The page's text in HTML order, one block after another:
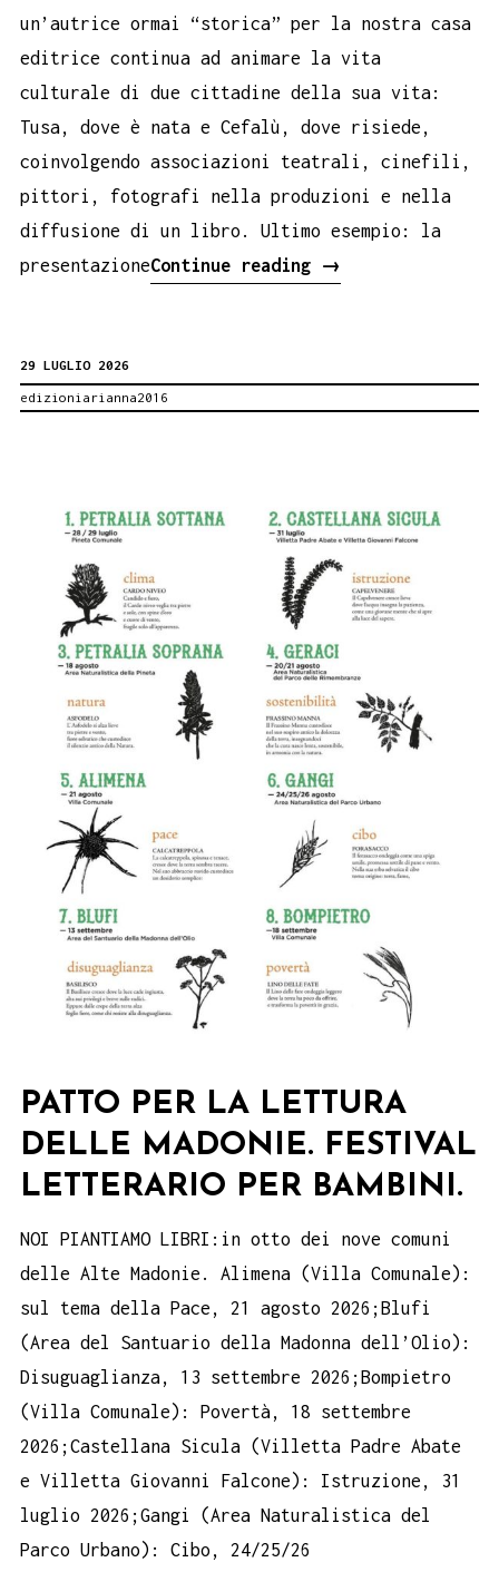
un’autrice ormai “storica” per la nostra casa
editrice continua ad animare la vita
culturale di due cittadine della sua vita:
Tusa, dove è nata e Cefalù, dove risiede,
coinvolgendo associazioni teatrali, cinefili,
pittori, fotografi nella produzioni e nella
diffusione di un libro. Ultimo esempio: la
presentazioneContinue reading
Santa
SUO
ROMANZO
MEMORIA
DEL
VENTO
→
29 LUGLIO 2026
edizioniarianna2016
PATTO PER LA LETTURA
DELLE MADONIE. FESTIVAL
LETTERARIO PER BAMBINI.
NOI PIANTIAMO LIBRI:in otto dei nove comuni
delle Alte Madonie. Alimena (Villa Comunale):
sul tema della Pace, 21 agosto 2026;Blufi
(Area del Santuario della Madonna dell’Olio):
Disuguaglianza, 13 settembre 2026;Bompietro
(Villa Comunale): Povertà, 18 settembre
2026;Castellana Sicula (Villetta Padre Abate
e Villetta Giovanni Falcone): Istruzione, 31
luglio 2026;Gangi (Area Naturalistica del
Parco Urbano): Cibo, 24/25/26